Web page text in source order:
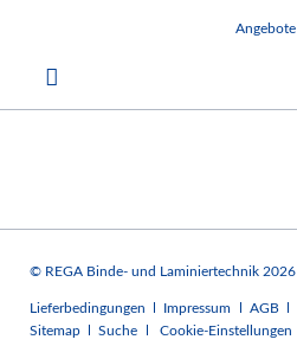
Angebote
© REGA Binde- und Laminiertechnik 2026
Navigation
überspringen
Lieferbedingungen Impressum AGB
Sitemap
Suche Cookie-Einstellungen